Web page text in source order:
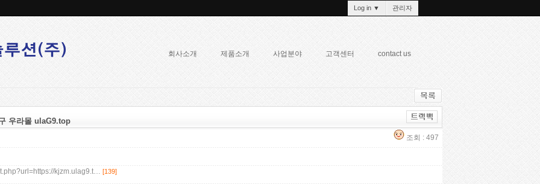
Log in ▼ 관리자
회사소개 제품소개 사업분야 고객센터 contact us
우라몰 ulaG9.top
조회 : 497
kjzm.ulag9.t… [139]